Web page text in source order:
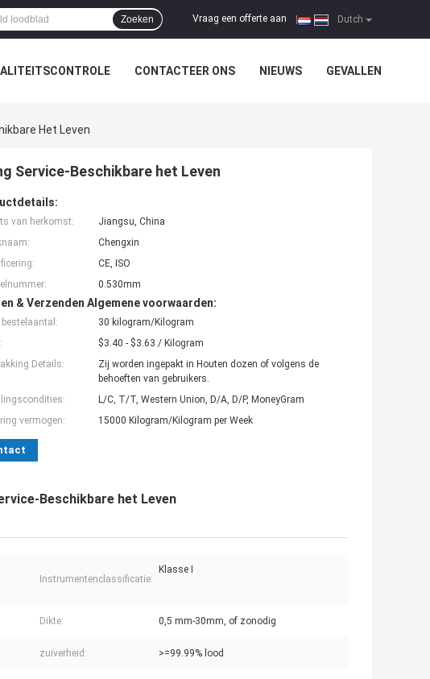
Dutch
Vraag een offerte aan
Zoeken
CONTACTEER ONS NIEUWS GEVALLEN
Het Leven
Service-Beschikbare het Leven
van herkomst:
Jiangsu, China
Chengxin
CE, ISO
0.530mm
& Verzenden Algemene voorwaarden:
bestelaantal:
30 kilogram/Kilogram
$3.40 - $3.63 / Kilogram
Details:
Zij worden ingepakt in Houten dozen of volgens de
behoeften van gebruikers.
L/C, T/T, Western Union, D/A, D/P, MoneyGram
vermogen:
15000 Kilogram/Kilogram per Week
Beschikbare het Leven
Instrumentenclassificatie:
Klasse I
Dikte: 0,5 mm-30mm, of zonodig
zuiverheid: >=99.99% lood